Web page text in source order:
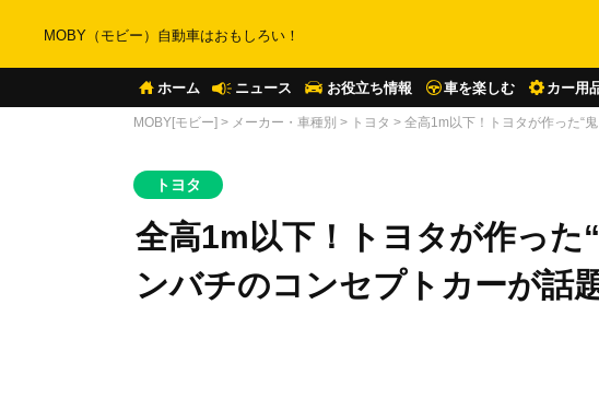
MOBY（モビー）自動車はおもしろい！
ホーム ニュース お役立ち情報 車を楽しむ カー用
MOBY[モビー] > メーカー・車種別 > トヨタ > 全高1m以下！トヨタが作った“
トヨタ
全高1m以下！トヨタが作った
ンバチのコンセプトカーが話